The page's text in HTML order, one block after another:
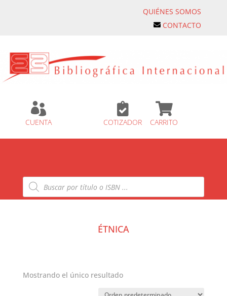
QUIÉNES SOMOS
CONTACTO

CUENTA

COTIZADOR

CARRITO
Búsqueda
de
productos
ÉTNICA
Mostrando el único resultado